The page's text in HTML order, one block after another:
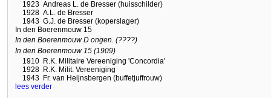
1923 Andreas L. de Bresser (huisschilder)
1928 A.L. de Bresser
1943 G.J. de Bresser (koperslager)
In den Boerenmouw 15
In den Boerenmouw D ongen. (????)
In den Boerenmouw 15 (1909)
1910 R.K. Militaire Vereeniging 'Concordia'
1928 R.K. Milit. Vereeniging
1943 Fr. van Heijnsbergen (buffetjuffrouw)
lees verder